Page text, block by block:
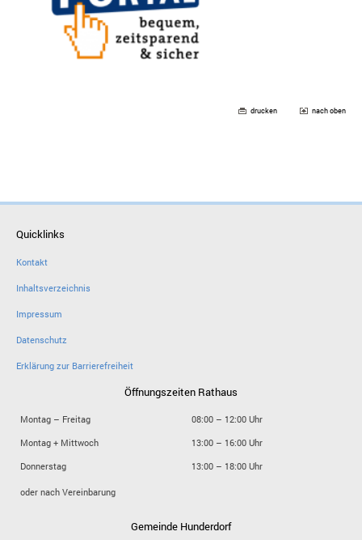
drucken nach oben
Quicklinks
Kontakt
Inhaltsverzeichnis
Impressum
Datenschutz
Erklärung zur Barrierefreiheit
Öffnungszeiten Rathaus
Montag – Freitag
08:00 – 12:00 Uhr
Montag + Mittwoch
13:00 – 16:00 Uhr
Donnerstag
13:00 – 18:00 Uhr
oder nach Vereinbarung
Gemeinde Hunderdorf